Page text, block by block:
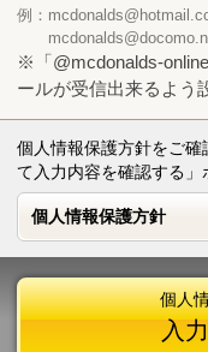
例：
※「@mcdonalds-
ールが受信出来るよう
個人情報保護方針をご
て入力内容を確認する」
個人情報保護方針
個人情報保護方針
個人
入